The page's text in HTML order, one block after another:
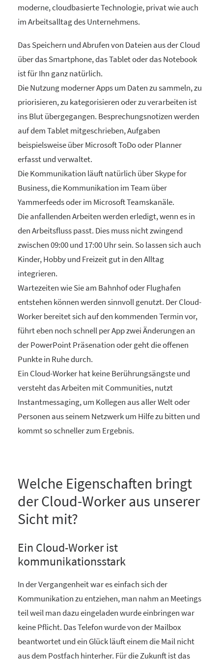
moderne, cloudbasierte Technologie, privat wie auch
im Arbeitsalltag des Unternehmens.
Das Speichern und Abrufen von Dateien aus der Cloud
über das Smartphone, das Tablet oder das Notebook
ist für Ihn ganz natürlich.
Die Nutzung moderner Apps um Daten zu sammeln, zu
priorisieren, zu kategorisieren oder zu verarbeiten ist
ins Blut übergegangen. Besprechungsnotizen werden
auf dem Tablet mitgeschrieben, Aufgaben
beispielsweise über Microsoft ToDo oder Planner
erfasst und verwaltet.
Die Kommunikation läuft natürlich über Skype for
Business, die Kommunikation im Team über
Yammerfeeds oder im Microsoft Teamskanäle.
Die anfallenden Arbeiten werden erledigt, wenn es in
den Arbeitsfluss passt. Dies muss nicht zwingend
zwischen 09:00 und 17:00 Uhr sein. So lassen sich auch
Kinder, Hobby und Freizeit gut in den Alltag
integrieren.
Wartezeiten wie Sie am Bahnhof oder Flughafen
entstehen können werden sinnvoll genutzt. Der Cloud-
Worker bereitet sich auf den kommenden Termin vor,
führt eben noch schnell per App zwei Änderungen an
der PowerPoint Präsenation oder geht die offenen
Punkte in Ruhe durch.
Ein Cloud-Worker hat keine Berührungsängste und
versteht das Arbeiten mit Communities, nutzt
Instantmessaging, um Kollegen aus aller Welt oder
Personen aus seinem Netzwerk um Hilfe zu bitten und
kommt so schneller zum Ergebnis.
Welche Eigenschaften bringt
der Cloud-Worker aus unserer
Sicht mit?
Ein Cloud-Worker ist
kommunikationsstark
In der Vergangenheit war es einfach sich der
Kommunikation zu entziehen, man nahm an Meetings
teil weil man dazu eingeladen wurde einbringen war
keine Pflicht. Das Telefon wurde von der Mailbox
beantwortet und ein Glück läuft einem die Mail nicht
aus dem Postfach hinterher. Für die Zukunft ist das